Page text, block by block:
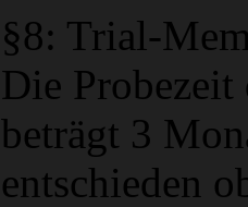
§8: Trial-
Die
beträgt 3
entschieden